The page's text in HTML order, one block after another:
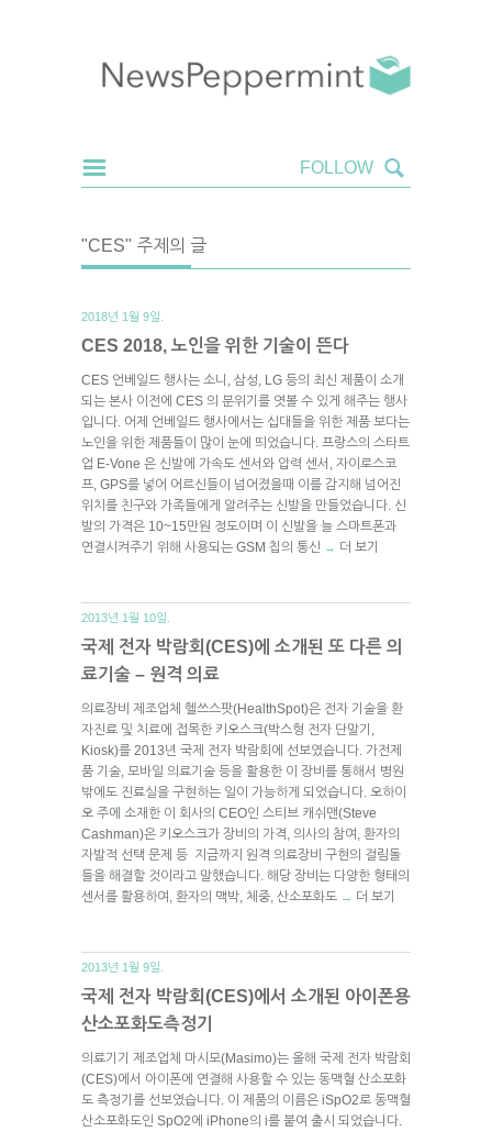
"CES" 주제의 글
2018년 1월 9일.
CES 2018, 노인을 위한 기술이 뜬다
CES 언베일드 행사는 소니, 삼성, LG 등의 최신 제품이 소개
되는 본사 이전에 CES 의 분위기를 엿볼 수 있게 해주는 행사
입니다. 어제 언베일드 행사에서는 십대들을 위한 제품 보다는
노인을 위한 제품들이 많이 눈에 띄었습니다. 프랑스의 스타트
업 E-Vone 은 신발에 가속도 센서와 압력 센서, 자이로스코
프, GPS를 넣어 어르신들이 넘어졌을때 이를 감지해 넘어진
위치를 친구와 가족들에게 알려주는 신발을 만들었습니다. 신
발의 가격은 10~15만원 정도이며 이 신발을 늘 스마트폰과
연결시켜주기 위해 사용되는 GSM 칩의 통신 → 더 보기
2013년 1월 10일.
국제 전자 박람회(CES)에 소개된 또 다른 의
료기술 – 원격 의료
의료장비 제조업체 헬쓰스팟(HealthSpot)은 전자 기술을 환
자진료 및 치료에 접목한 키오스크(박스형 전자 단말기,
Kiosk)를 2013년 국제 전자 박람회에 선보였습니다. 가전제
품 기술, 모바일 의료기술 등을 활용한 이 장비를 통해서 병원
밖에도 진료실을 구현하는 일이 가능하게 되었습니다. 오하이
오 주에 소재한 이 회사의 CEO인 스티브 캐쉬맨(Steve
Cashman)은 키오스크가 장비의 가격, 의사의 참여, 환자의
자발적 선택 문제 등 지금까지 원격 의료장비 구현의 걸림돌
들을 해결할 것이라고 말했습니다. 해당 장비는 다양한 형태의
센서를 활용하여, 환자의 맥박, 체중, 산소포화도 → 더 보기
2013년 1월 9일.
국제 전자 박람회(CES)에서 소개된 아이폰용
산소포화도측정기
의료기기 제조업체 마시모(Masimo)는 올해 국제 전자 박람회
(CES)에서 아이폰에 연결해 사용할 수 있는 동맥혈 산소포화
도 측정기를 선보였습니다. 이 제품의 이름은 iSpO2로 동맥혈
산소포화도인 SpO2에 iPhone의 i를 붙여 출시 되었습니다.